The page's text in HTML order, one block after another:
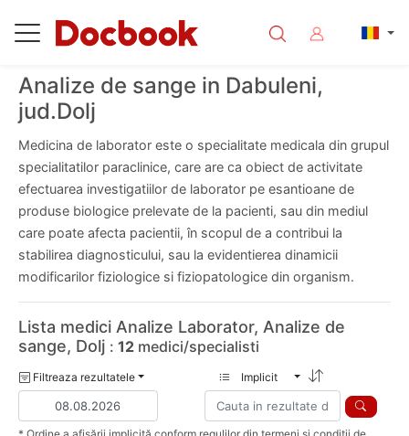
Analize de sange in Dabuleni,
jud.Dolj
Medicina de laborator este o specialitate medicala din grupul
specialitatilor paraclinice, care are ca obiect de activitate
efectuarea investigatiilor de laborator pe esantioane de
produse biologice prelevate de la pacienti, sau din mediul
care poate afecta pacientii, în scopul de a contribui la
stabilirea diagnosticului, sau la evidentierea dinamicii
modificarilor fiziologice si fiziopatologice din organism.
Lista medici Analize Laborator, Analize de
sange, Dolj : 12 medici/specialisti
Filtreaza rezultatele Implicit
* Ordine a afișării implicită conform regulilor din termeni și conditii de